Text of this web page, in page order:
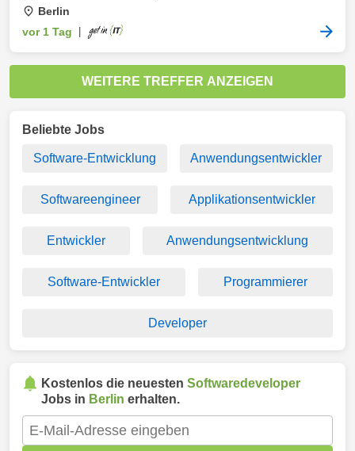
Berlin
vor 1 Tag
WEITERE TREFFER ANZEIGEN
Beliebte Jobs
Software-Entwicklung Anwendungsentwickler
Softwareengineer Applikationsentwickler
Entwickler Anwendungsentwicklung
Software-Entwickler Programmierer
Developer
Kostenlos die neuesten Softwaredeveloper
Jobs in Berlin erhalten.